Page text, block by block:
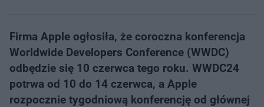
Firma Apple ogłosiła, że coroczna konferencja
Worldwide Developers Conference (WWDC)
odbędzie się 10 czerwca tego roku. WWDC24
potrwa od 10 do 14 czerwca, a Apple
rozpocznie tygodniową konferencję od głównej